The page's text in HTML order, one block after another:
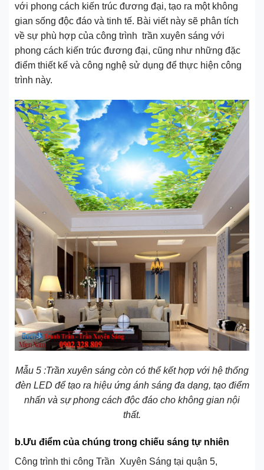
với phong cách kiến trúc đương đại, tạo ra một không
gian sống độc đáo và tinh tế. Bài viết này sẽ phân tích
về sự phù hợp của công trình trần xuyên sáng với
phong cách kiến trúc đương đại, cũng như những đặc
điểm thiết kế và công nghệ sử dụng để thực hiện công
trình này.
Mẫu 5 :Trần xuyên sáng còn có thể kết hợp với hệ thống
đèn LED để tạo ra hiệu ứng ánh sáng đa dạng, tạo điểm
nhấn và sự phong cách độc đáo cho không gian nội
thất.
b.Ưu điểm của chúng trong chiếu sáng tự nhiên
Công trình thi công Trần Xuyên Sáng tại quận 5,